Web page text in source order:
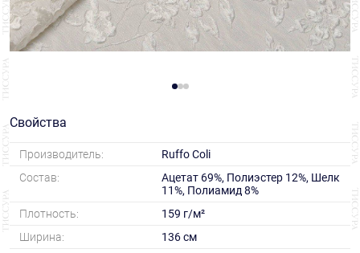
Свойства
Производитель:
Ruffo Coli
Состав:
Ацетат 69%, Полиэстер 12%, Шелк
11%, Полиамид 8%
Плотность:
159 г/м²
Ширина:
136 см